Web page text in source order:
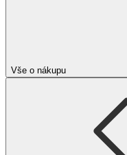
Vše o nákupu